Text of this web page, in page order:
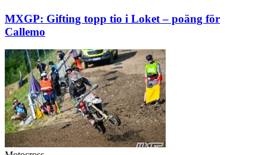
MXGP: Gifting topp tio i Loket – poäng för
Callemo